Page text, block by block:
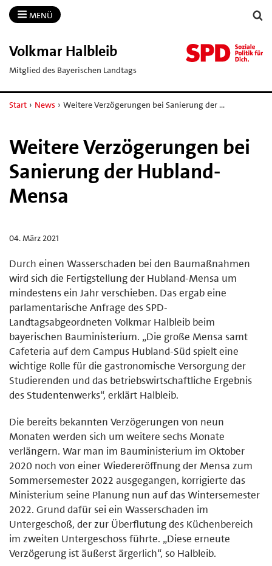
MENÜ
Volkmar Halbleib
Mitglied des Bayerischen Landtags
Start › News › Weitere Verzögerungen bei Sanierung der …
Weitere Verzögerungen bei
Sanierung der Hubland-
Mensa
04. März 2021
Durch einen Wasserschaden bei den Baumaßnahmen
wird sich die Fertigstellung der Hubland-Mensa um
mindestens ein Jahr verschieben. Das ergab eine
parlamentarische Anfrage des SPD-
Landtagsabgeordneten Volkmar Halbleib beim
bayerischen Bauministerium. „Die große Mensa samt
Cafeteria auf dem Campus Hubland-Süd spielt eine
wichtige Rolle für die gastronomische Versorgung der
Studierenden und das betriebswirtschaftliche Ergebnis
des Studentenwerks“, erklärt Halbleib.
Die bereits bekannten Verzögerungen von neun
Monaten werden sich um weitere sechs Monate
verlängern. War man im Bauministerium im Oktober
2020 noch von einer Wiedereröffnung der Mensa zum
Sommersemester 2022 ausgegangen, korrigierte das
Ministerium seine Planung nun auf das Wintersemester
2022. Grund dafür sei ein Wasserschaden im
Untergeschoß, der zur Überflutung des Küchenbereich
im zweiten Untergeschoss führte. „Diese erneute
Verzögerung ist äußerst ärgerlich“, so Halbleib.